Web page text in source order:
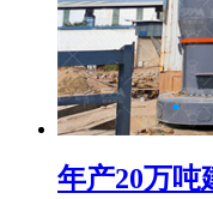
年产20万吨